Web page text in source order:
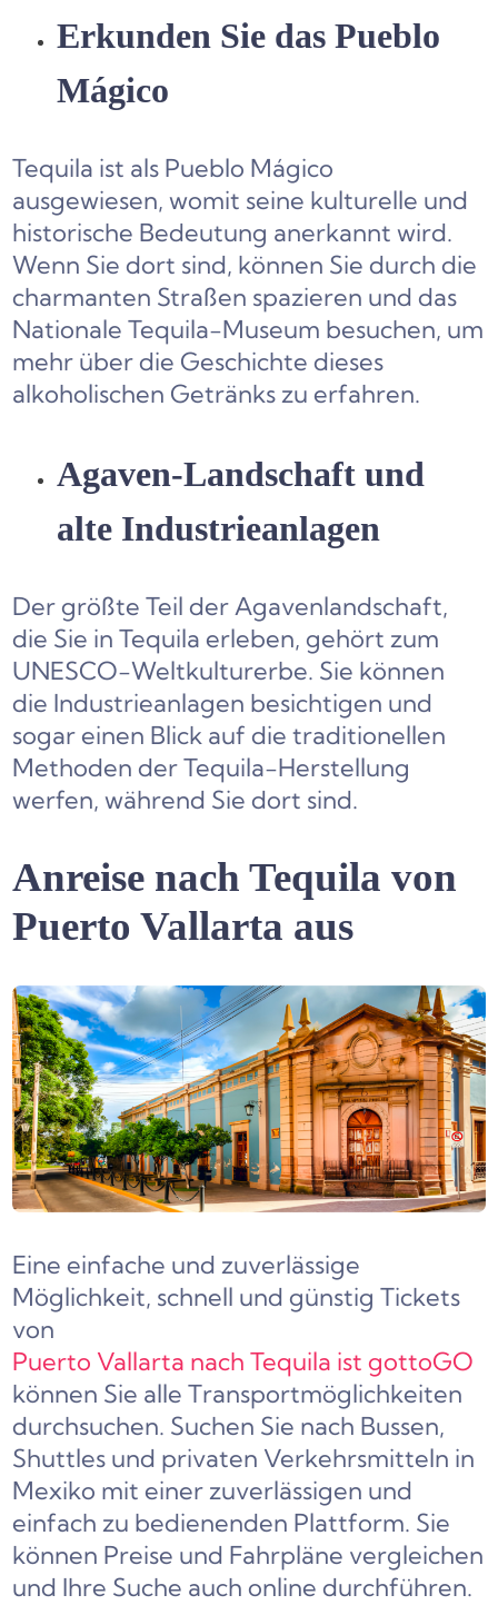
Erkunden Sie das Pueblo
Mágico
Tequila ist als Pueblo Mágico
ausgewiesen, womit seine kulturelle und
historische Bedeutung anerkannt wird.
Wenn Sie dort sind, können Sie durch die
charmanten Straßen spazieren und das
Nationale Tequila-Museum besuchen, um
mehr über die Geschichte dieses
alkoholischen Getränks zu erfahren.
Agaven-Landschaft und
alte Industrieanlagen
Der größte Teil der Agavenlandschaft,
die Sie in Tequila erleben, gehört zum
UNESCO-Weltkulturerbe. Sie können
die Industrieanlagen besichtigen und
sogar einen Blick auf die traditionellen
Methoden der Tequila-Herstellung
werfen, während Sie dort sind.
Anreise nach Tequila von
Puerto Vallarta aus
Eine einfache und zuverlässige
Möglichkeit, schnell und günstig Tickets
von
Puerto Vallarta nach Tequila ist gottoGO
können Sie alle Transportmöglichkeiten
durchsuchen. Suchen Sie nach Bussen,
Shuttles und privaten Verkehrsmitteln in
Mexiko mit einer zuverlässigen und
einfach zu bedienenden Plattform. Sie
können Preise und Fahrpläne vergleichen
und Ihre Suche auch online durchführen.